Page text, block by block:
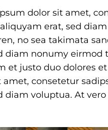
dolor sit amet,
erat, sed
no sea takimata
diam nonumy eirmod
et justo duo dolores
amet, consetetur
diam voluptua. At